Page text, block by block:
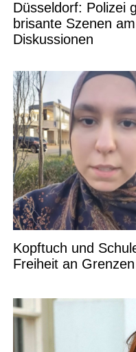
Düsseldorf: Polizei
brisante Szenen
Diskussionen
Kopftuch und
Freiheit an